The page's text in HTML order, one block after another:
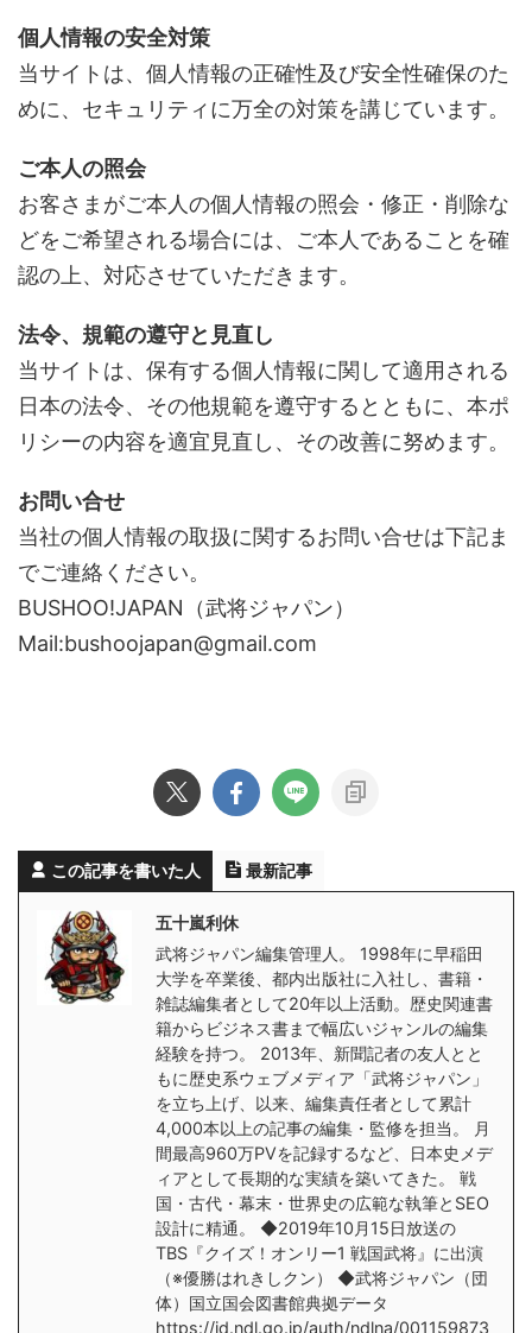
個人情報の安全対策
当サイトは、個人情報の正確性及び安全性確保のた
めに、セキュリティに万全の対策を講じています。
ご本人の照会
お客さまがご本人の個人情報の照会・修正・削除な
どをご希望される場合には、ご本人であることを確
認の上、対応させていただきます。
法令、規範の遵守と見直し
当サイトは、保有する個人情報に関して適用される
日本の法令、その他規範を遵守するとともに、本ポ
リシーの内容を適宜見直し、その改善に努めます。
お問い合せ
当社の個人情報の取扱に関するお問い合せは下記ま
でご連絡ください。
BUSHOO!JAPAN（武将ジャパン）
Mail:bushoojapan@gmail.com
この記事を書いた人 最新記事
五十嵐利休
武将ジャパン編集管理人。 1998年に早稲田
大学を卒業後、都内出版社に入社し、書籍・
雑誌編集者として20年以上活動。歴史関連書
籍からビジネス書まで幅広いジャンルの編集
経験を持つ。 2013年、新聞記者の友人とと
もに歴史系ウェブメディア「武将ジャパン」
を立ち上げ、以来、編集責任者として累計
4,000本以上の記事の編集・監修を担当。 月
間最高960万PVを記録するなど、日本史メデ
ィアとして長期的な実績を築いてきた。 戦
国・古代・幕末・世界史の広範な執筆とSEO
設計に精通。 ◆2019年10月15日放送の
TBS『クイズ！オンリー1 戦国武将』に出演
（※優勝はれきしクン） ◆武将ジャパン（団
体）国立国会図書館典拠データ
https://id.ndl.go.jp/auth/ndlna/001159873